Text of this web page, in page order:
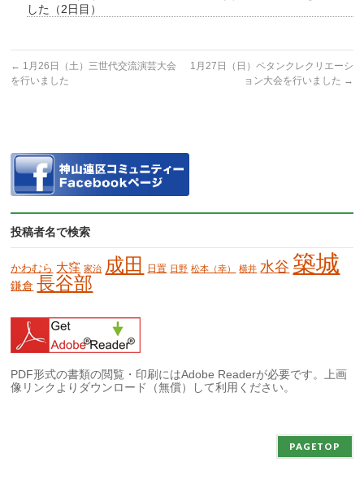
した（2日目）
← 1月26日（土）三世代交流演芸大会
を行いました
1月27日（日）ペタンクレクリエーシ
ョン大会を行いました →
投稿者名で検索
かわむら 大窪 家治 成田 日置 日野 松本（幸） 横井 水谷 築城
鎌倉 長谷部
PDF形式の書類の閲覧・印刷にはAdobe Readerが必要です。上画
像リンクよりダウンロード（無償）して利用ください。
PAGETOP